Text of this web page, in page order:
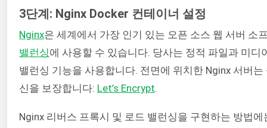
3단계: Nginx Docker 컨테이너 설정
Nginx은 세계에서 가장 인기 있는 오픈 소스 웹 서버
밸런싱에 사용할 수 있습니다. 당사는 정적 파일과 미
밸런싱 기능을 사용합니다. 전면에 위치한 Nginx 서버
신을 보장합니다: Let’s Encrypt
Nginx 리버스 프록시 및 로드 밸런싱을 구현하는 방법